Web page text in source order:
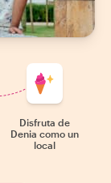
Disfruta de
Denia como un
local